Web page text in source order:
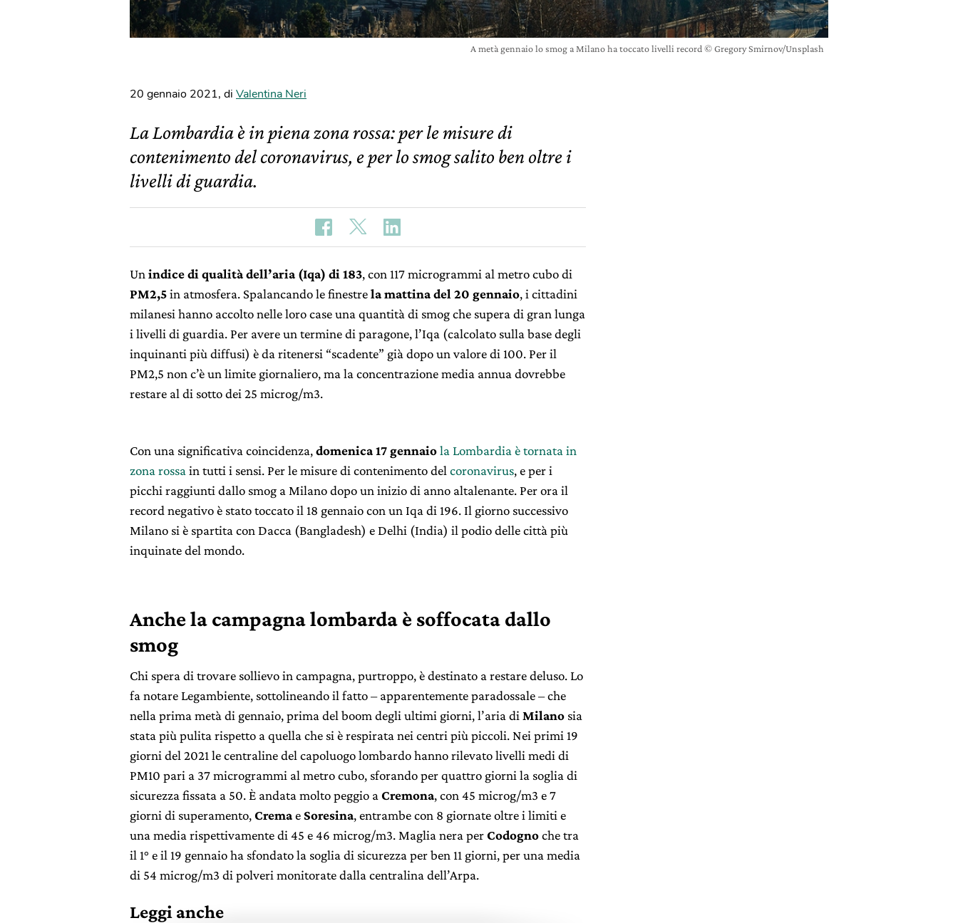
A metà gennaio lo smog a Milano ha toccato livelli record © Gregory Smirnov/Unsplash
20 gennaio 2021, di Valentina Neri
La Lombardia è in piena zona rossa: per le misure di
contenimento del coronavirus, e per lo smog salito ben oltre i
livelli di guardia.
Un indice di qualità dell’aria (Iqa) di 183, con 117 microgrammi al metro cubo di
PM2,5in atmosfera. Spalancando le finestrela mattina del 20 gennaio, i cittadini
milanesi hanno accolto nelle loro case una quantità di smog che supera di gran lunga
i livelli di guardia. Per avere un termine di paragone, l’Iqa (calcolato sulla base degli
inquinanti più diffusi) è da ritenersi “scadente” già dopo un valore di 100. Per il
PM2,5 non c’è un limite giornaliero, ma la concentrazione media annua dovrebbe
restare al di sotto dei 25 microg/m3.
Con una significativa coincidenza,domenica 17 gennaiola Lombardia è tornata in
zona rossa in tutti i sensi. Per le misure di contenimento del coronavirus, e per i
picchi raggiunti dallo smog a Milano dopo un inizio di anno altalenante. Per ora il
record negativo è stato toccato il 18 gennaio con un Iqa di 196. Il giorno successivo
Milano si è spartita con Dacca (Bangladesh) e Delhi (India) il podio delle città più
inquinate del mondo.
Anche la campagna lombarda è soffocata dallo
smog
Chi spera di trovare sollievo in campagna, purtroppo, è destinato a restare deluso. Lo
fa notare Legambiente, sottolineando il fatto – apparentemente paradossale – che
nella prima metà di gennaio, prima del boom degli ultimi giorni, l’aria di Milano sia
stata più pulita rispetto a quella che si è respirata nei centri più piccoli. Nei primi 19
giorni del 2021 le centraline del capoluogo lombardo hanno rilevato livelli medi di
PM10 pari a 37 microgrammi al metro cubo, sforando per quattro giorni la soglia di
sicurezza fissata a 50. È andata molto peggio a Cremona, con 45 microg/m3 e 7
giorni di superamento,Cremae Soresina, entrambe con 8 giornate oltre i limiti e
una media rispettivamente di 45 e 46 microg/m3. Maglia nera perCodognoche tra
il 1° e il 19 gennaio ha sfondato la soglia di sicurezza per ben 11 giorni, per una media
di 54 microg/m3 di polveri monitorate dalla centralina dell’Arpa.
Leggi anche